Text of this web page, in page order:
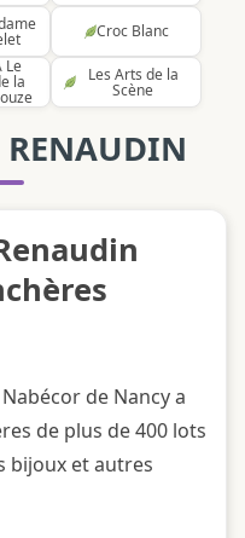
Croc Blanc
Le
la Les Arts de la
Scène
de Nancy a
de plus de 400 lots
bijoux et autres